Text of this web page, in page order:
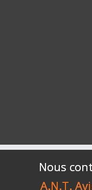
Nous
A.N.T.